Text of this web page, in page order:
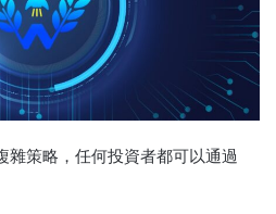
策略，任何投資者都可以通過